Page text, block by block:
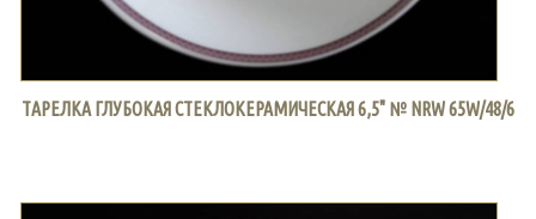
ТАРЕЛКА ГЛУБОКАЯ СТЕКЛОКЕРАМИЧЕСКАЯ 6,5" № NRW 65W/48/6